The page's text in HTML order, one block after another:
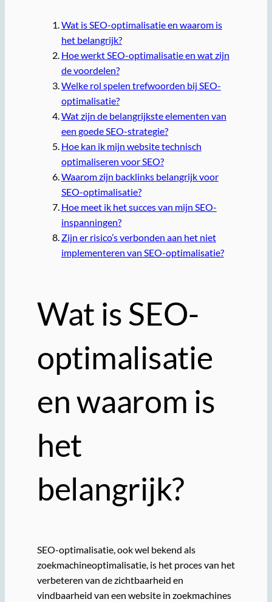
Wat is SEO-optimalisatie en waarom is
het belangrijk?
Hoe werkt SEO-optimalisatie en wat zijn
de voordelen?
Welke rol spelen trefwoorden bij SEO-
optimalisatie?
Wat zijn de belangrijkste elementen van
een goede SEO-strategie?
Hoe kan ik mijn website technisch
optimaliseren voor SEO?
Waarom zijn backlinks belangrijk voor
SEO-optimalisatie?
Hoe meet ik het succes van mijn SEO-
inspanningen?
Zijn er risico’s verbonden aan het niet
implementeren van SEO-optimalisatie?
Wat is SEO-
optimalisatie
en waarom is
het
belangrijk?
SEO-optimalisatie, ook wel bekend als
zoekmachineoptimalisatie, is het proces van het
verbeteren van de zichtbaarheid en
vindbaarheid van een website in zoekmachines